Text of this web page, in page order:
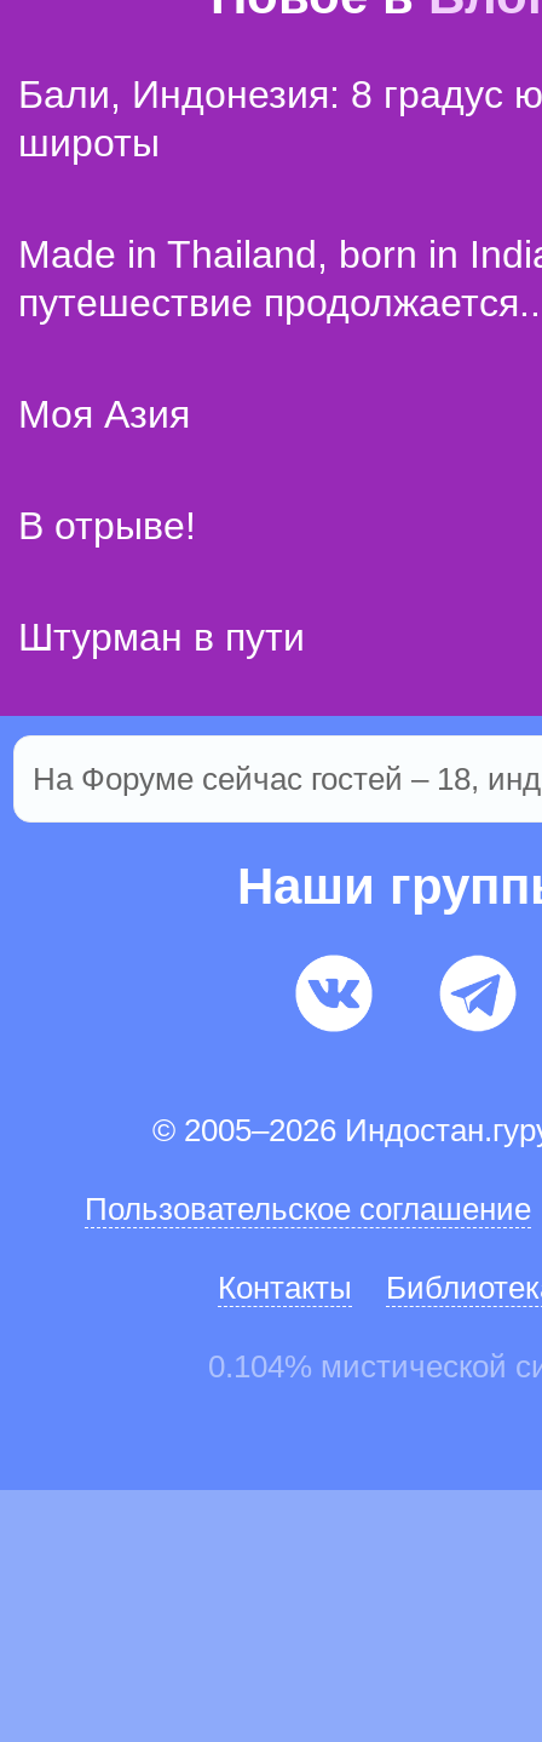
Бали, Индонезия: 8 градус
широты
Made in Thailand, born in
путешествие
Моя Азия
В отрыве!
Штурман в пути
На Форуме сейчас гостей – 18,
Наши
© 2005–2026
Пользовательское соглашение
Контакты
0.104% мистической